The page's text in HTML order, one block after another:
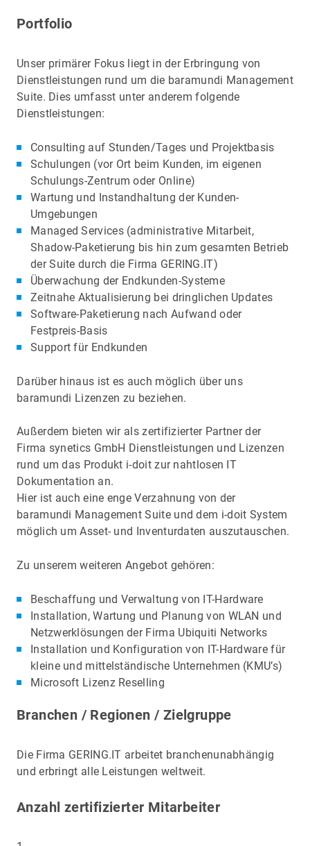
Portfolio
Unser primärer Fokus liegt in der Erbringung von
Dienstleistungen rund um die baramundi Management
Suite. Dies umfasst unter anderem folgende
Dienstleistungen:
Consulting auf Stunden/Tages und Projektbasis
Schulungen (vor Ort beim Kunden, im eigenen
Schulungs-Zentrum oder Online)
Wartung und Instandhaltung der Kunden-
Umgebungen
Managed Services (administrative Mitarbeit,
Shadow-Paketierung bis hin zum gesamten Betrieb
der Suite durch die Firma GERING.IT)
Überwachung der Endkunden-Systeme
Zeitnahe Aktualisierung bei dringlichen Updates
Software-Paketierung nach Aufwand oder
Festpreis-Basis
Support für Endkunden
Darüber hinaus ist es auch möglich über uns
baramundi Lizenzen zu beziehen.
Außerdem bieten wir als zertifizierter Partner der
Firma synetics GmbH Dienstleistungen und Lizenzen
rund um das Produkt i-doit zur nahtlosen IT
Dokumentation an.
Hier ist auch eine enge Verzahnung von der
baramundi Management Suite und dem i-doit System
möglich um Asset- und Inventurdaten auszutauschen.
Zu unserem weiteren Angebot gehören:
Beschaffung und Verwaltung von IT-Hardware
Installation, Wartung und Planung von WLAN und
Netzwerklösungen der Firma Ubiquiti Networks
Installation und Konfiguration von IT-Hardware für
kleine und mittelständische Unternehmen (KMU’s)
Microsoft Lizenz Reselling
Branchen / Regionen / Zielgruppe
Die Firma GERING.IT arbeitet branchenunabhängig
und erbringt alle Leistungen weltweit.
Anzahl zertifizierter Mitarbeiter